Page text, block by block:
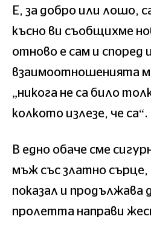
Е, за добро или лошо,
късно ви съобщихме
отново е сам и според
взаимоотношенията
„никога не са било
колкото излезе, че са“.
В едно обаче сме
мъж със златно сърце,
показал и продължава
пролетта направи